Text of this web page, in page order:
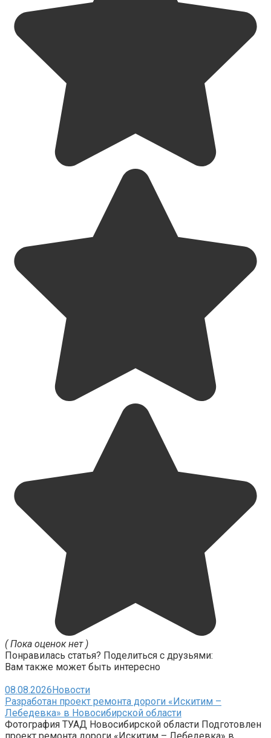
( Пока оценок нет )
Понравилась статья? Поделиться с друзьями:
Вам также может быть интересно
08.08.2026Новости
Разработан проект ремонта дороги «Искитим –
Лебедевка» в Новосибирской области
Фотография ТУАД Новосибирской области Подготовлен